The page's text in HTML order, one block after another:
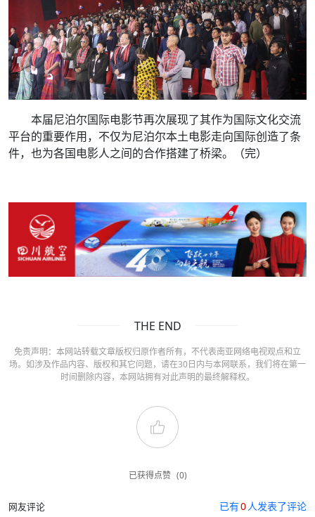
本届尼泊尔国际电影节再次展现了其作为国际文化交流
平台的重要作用，不仅为尼泊尔本土电影走向国际创造了条
件，也为各国电影人之间的合作搭建了桥梁。（完）
THE END
免责声明：本网站转载文章版权归原作者所有，不代表南亚网络电视观点和立
场。如涉及作品内容、版权和其它问题，请在30日内与本网联系，我们将在第一
时间删除内容，本网站拥有对此声明的最终解释权。
已获得点赞 (0)
网友评论 已有0人发表了评论